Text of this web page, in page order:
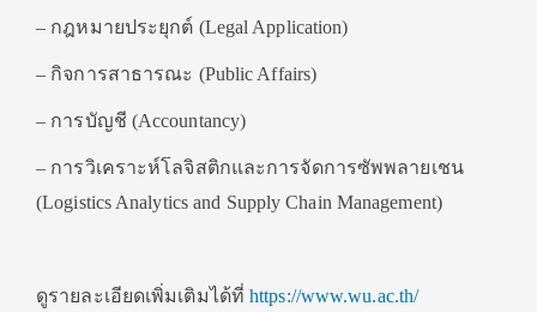
– กฎหมายประยุกต์ (Legal Application)
– กิจการสาธารณะ (Public Affairs)
– การบัญชี (Accountancy)
– การวิเคราะห์โลจิสติกและการจัดการซัพพลายเชน
(Logistics Analytics and Supply Chain Management)
ดูรายละเอียดเพิ่มเติมได้ที่https://www.wu.ac.th/